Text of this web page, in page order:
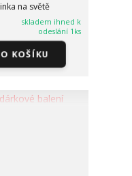
na světě
skladem ihned k
odeslání 1ks
KOŠÍKU